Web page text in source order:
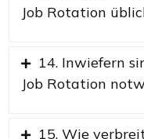
Job Rotation
14. Inwiefern
Job Rotation
15. Wie